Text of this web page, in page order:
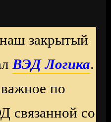
закрытый
ВЭД Логика.
по
связанной со